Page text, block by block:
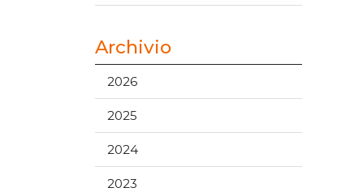
Archivio
2026
2025
2024
2023